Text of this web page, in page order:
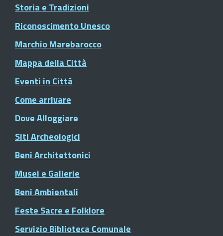
Storia e Tradizioni
Riconoscimento Unesco
Marchio Marebarocco
Mappa della Città
Eventi in Città
Come arrivare
Dove Alloggiare
Siti Archeologici
Beni Architettonici
Musei e Gallerie
Beni Ambientali
Feste Sacre e Folklore
Servizio Biblioteca Comunale